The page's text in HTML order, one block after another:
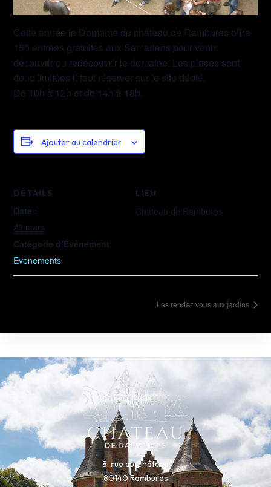
Cette année le Domaine du château de Rambures offre
150 entrées gratuites aux Samariens pour venir
découvrir ou redécouvrir le domaine. Les places sont
donc limitées il faut réserver sur le site dédié.
De 10h à 12h et de 14h à 18h.
Ajouter au calendrier
DÉTAILS
Date :
29 mars
Catégorie d’Évènement:
Evenements
LIEU
Chateau de Rambures
Les rendez vous aux jardins
8, rue du Château
80140 Rambures